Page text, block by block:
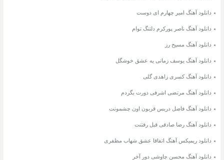
دانلود آهنگ امیر چهارم ای دوست
دانلود آهنگ ناصر پورکرم دلتنگ توام
دانلود آهنگ مسیح رز
دانلود آهنگ یوسف زمانی یه عشق خوشگل
دانلود آهنگ کسری زاهدی گلی
دانلود آهنگ مرتضی اشرفی دورت بگردم
دانلود آهنگ فاضل دریس قربون اون چشمونت
دانلود آهنگ رضا صادقی قبل رفتنت
دانلود ریمیکس آهنگ اتفاقا عشق شهاب مظفری
دانلود آهنگ محسن چاوشی دور آخر